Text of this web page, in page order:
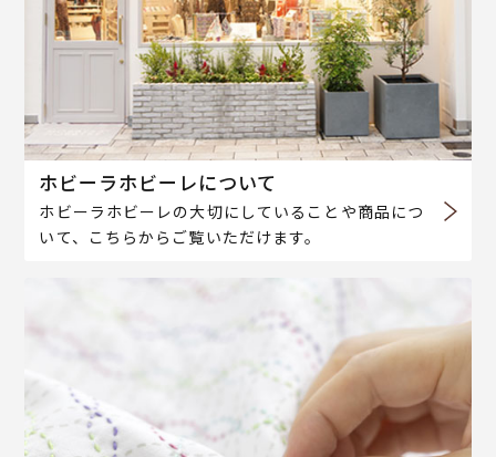
ホビーラホビーレについて
ホビーラホビーレの大切にしていることや商品につ
いて、こちらからご覧いただけます。